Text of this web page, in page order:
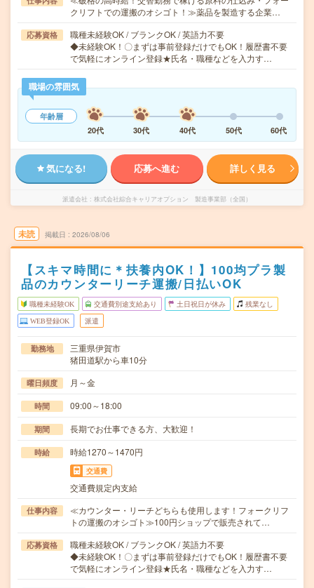
クリフトでの運搬のオシゴト！≫薬品を製造する企業…
応募資格
職種未経験OK / ブランクOK / 英語力不要
◆未経験OK！〇まずは事前登録だけでもOK！履歴書不要
で気軽にオンライン登録★氏名・職種などを入力す…
職場の雰囲気
年齢層
20代
30代 40代 50代 60代
気になる! 応募へ進む 詳しく見る
派遣会社 株式会社綜合キャリアオプション 製造事業部（全国）
未読 掲載日 2026/08/06
【スキマ時間に＊扶養内OK！】100均プラ製
品のカウンターリーチ運搬/日払いOK
職種未経験OK 交通費別途支給あり 土日祝日が休み 残業なし
WEB登録OK 派遣
勤務地
三重県伊賀市
猪田道駅から車10分
曜日頻度 月～金
時間 09:00～18:00
期間 長期でお仕事できる方、大歓迎！
時給 時給1270～1470円
交通費
交通費規定内支給
仕事内容
≪カウンター・リーチどちらも使用します！フォークリフ
トの運搬のオシゴト≫100円ショップで販売されて…
応募資格
職種未経験OK / ブランクOK / 英語力不要
◆未経験OK！〇まずは事前登録だけでもOK！履歴書不要
で気軽にオンライン登録★氏名・職種などを入力す…